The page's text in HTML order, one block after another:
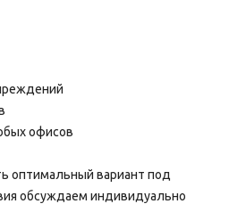
офисов
оптимальный вариант под
обсуждаем индивидуально